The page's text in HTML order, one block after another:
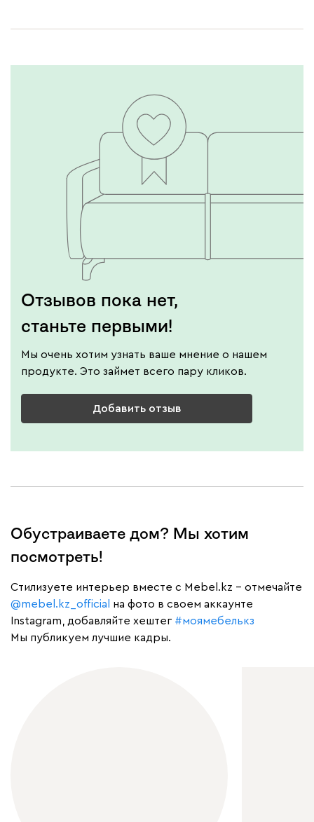
Отзывов пока нет,
станьте первыми!
Мы очень хотим узнать ваше мнение о нашем
продукте. Это займет всего пару кликов.
Добавить отзыв
Обустраиваете дом? Мы хотим
посмотреть!
Cтилизуете интерьер вместе с Mebel.kz – отмечайте
@mebel.kz_official
на фото в своем аккаунте
Instagram, добавляйте хештег #моямебелькз
Мы публикуем лучшие кадры.